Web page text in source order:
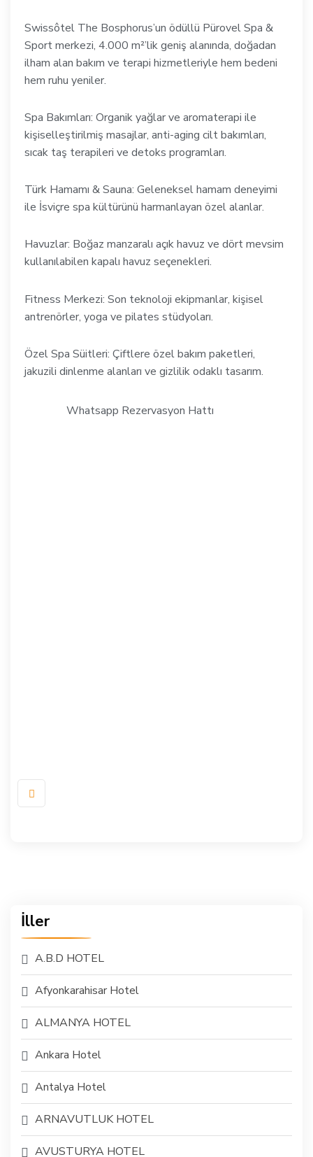
Swissôtel The Bosphorus’un ödüllü Pürovel Spa &
Sport merkezi, 4.000 m²’lik geniş alanında, doğadan
ilham alan bakım ve terapi hizmetleriyle hem bedeni
hem ruhu yeniler.
Spa Bakımları: Organik yağlar ve aromaterapi ile
kişiselleştirilmiş masajlar, anti-aging cilt bakımları,
sıcak taş terapileri ve detoks programları.
Türk Hamamı & Sauna: Geleneksel hamam deneyimi
ile İsviçre spa kültürünü harmanlayan özel alanlar.
Havuzlar: Boğaz manzaralı açık havuz ve dört mevsim
kullanılabilen kapalı havuz seçenekleri.
Fitness Merkezi: Son teknoloji ekipmanlar, kişisel
antrenörler, yoga ve pilates stüdyoları.
Özel Spa Süitleri: Çiftlere özel bakım paketleri,
jakuzili dinlenme alanları ve gizlilik odaklı tasarım.
Whatsapp Rezervasyon Hattı
İller
A.B.D HOTEL
Afyonkarahisar Hotel
ALMANYA HOTEL
Ankara Hotel
Antalya Hotel
ARNAVUTLUK HOTEL
AVUSTURYA HOTEL